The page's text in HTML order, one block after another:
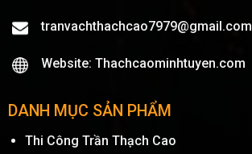
tranvachthachcao7979@gmail.com
Website: Thachcaominhtuyen.com
DANH MỤC SẢN PHẨM
Thi Công Trần Thạch Cao